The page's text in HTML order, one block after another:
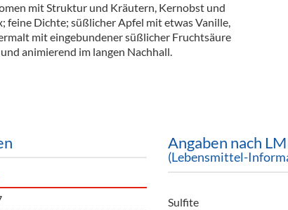
Öle & Küchenartikel
Kaffee
Hygieneartikel & Desinfektion
mit Struktur und Kräutern, Kernobst und
feine Dichte; süßlicher Apfel mit etwas Vanille,
mit eingebundener süßlicher Fruchtsäure
animierend im langen Nachhall.
Angaben nach
(Lebensmittel-
Sulfite